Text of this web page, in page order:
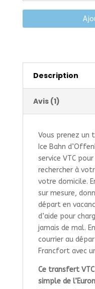
Description
Avis (1)
Vous prenez un
Ice Bahn
service VTC
rechercher à
votre domicile.
sur mesure,
départ en
d’aide pour
jamais de mal.
courrier au
Francfort avec
Ce transfert
simple de